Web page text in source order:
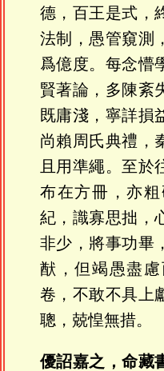
德，百王是式，
法制，愚管窺測
爲億度。每念懵
賢著論，多陳紊
既庸淺，寧詳損
尚賴周氏典禮，
且用準繩。至於
布在方冊，亦
紀，識寡思拙，
非少，將事功畢
猷，但竭愚盡
卷，不敢不具上
聰，兢惶無措。
優詔嘉之，命藏